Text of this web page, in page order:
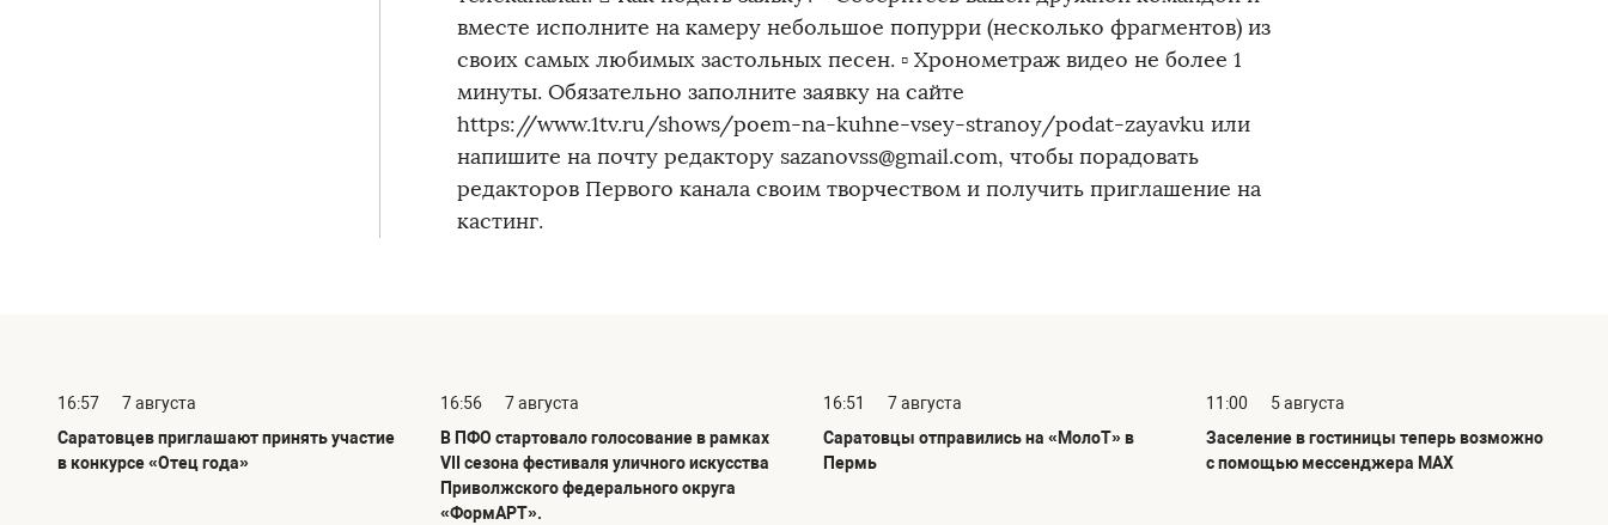
вместе исполните на камеру небольшое попурри (несколько фрагментов) из
своих самых любимых застольных песен. ▫ Хронометраж видео не более 1
минуты. Обязательно заполните заявку на сайте
https://www.1tv.ru/shows/poem-na-kuhne-vsey-stranoy/podat-zayavku или
напишите на почту редактору sazanovss@gmail.com, чтобы порадовать
редакторов Первого канала своим творчеством и получить приглашение на
кастинг.
16:57
7 августа
Саратовцев приглашают принять участие
в конкурсе «Отец года»
16:56
7 августа
В ПФО стартовало голосование в рамках
VII сезона фестиваля уличного искусства
Приволжского федерального округа
«ФормАРТ».
16:51
7 августа
Саратовцы отправились на «МолоТ» в
Пермь
11:00
5 августа
Заселение в гостиницы теперь возможно
с помощью мессенджера MAX